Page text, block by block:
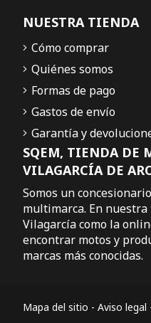
SQEM, TIENDA DE
VILAGARCÍA DE
Somos un
multimarca. En
Vilagarcía como la
encontrar motos y
marcas más conocidas.
NUESTRA TIENDA
Cómo comprar
Quiénes somos
Formas de pago
Gastos de envío
Garantía y
Mapa del sitio - Aviso legal